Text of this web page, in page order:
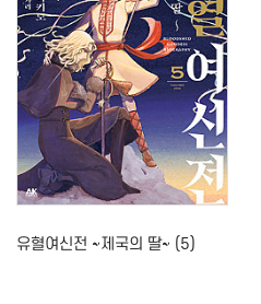
유혈여신전 ~제국의 딸~ (5)